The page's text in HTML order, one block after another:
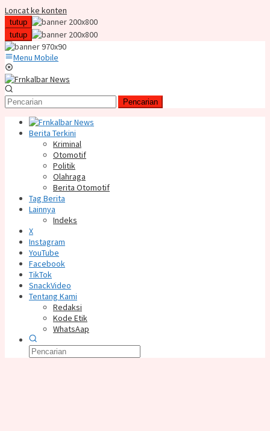
Loncat ke konten
tutup
tutup
Menu Mobile
Pencarian
Berita Terkini
Kriminal
Otomotif
Politik
Olahraga
Berita Otomotif
Tag Berita
Lainnya
Indeks
X
Instagram
YouTube
Facebook
TikTok
SnackVideo
Tentang Kami
Redaksi
Kode Etik
WhatsAap